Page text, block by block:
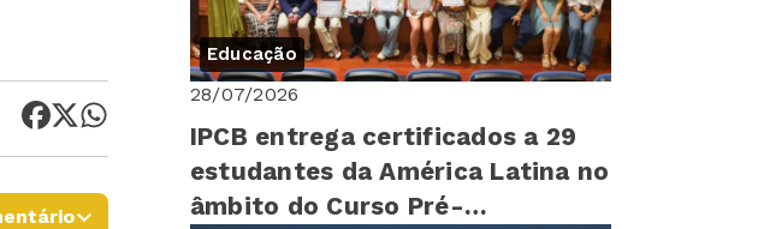
Educação
28/07/2026
IPCB entrega certificados a 29
estudantes da América Latina no
âmbito do Curso Pré-